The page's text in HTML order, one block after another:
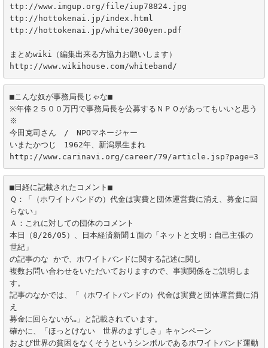
ttp://www.imgup.org/file/iup78824.jpg
ttp://hottokenai.jp/index.html
ttp://hottokenai.jp/white/300yen.pdf
まとめwiki（編集出来る方協力お願いします）
http://www.wikihouse.com/whiteband/
■こんな奴が事務局長じゃな■
※年俸２５００万円で事務局長を公募するＮＰＯがあってもいいと思う
※
今田克司さん　/　NPOマネージャー
いまたかつじ　1962年、新潟県生まれ
http://www.carinavi.org/career/79/article.jsp?page=3
■日経に記載されたコメント■
Ｑ：「（ホワイトバンドの）代金は実費と団体運営費に消え、募金に回
らない」
Ａ：これに対しての団体のコメント
本日（8/26/05）、日本経済新聞１面の「ネットと文明：自己主張の
世紀」
の記事のな かで、ホワイトバンドに関する記述に関し
複数お問い合わせをいただいておりますので、事実関係をご説明しま
す。
記事のなかでは、「（ホワイトバンドの）代金は実費と団体運営費に消
え
募金に回らないが…」と記載されています。
確かに、「ほっとけない　世界のまずしさ」キャンペーン
および世界の貧困をなくそうというシンボルであるホワイトバンド運動